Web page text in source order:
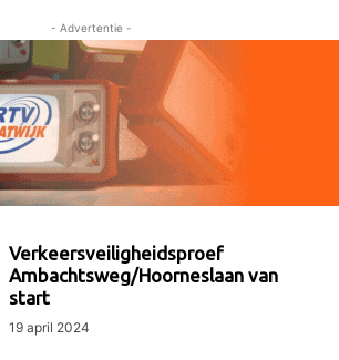
- Advertentie -
Verkeersveiligheidsproef
Ambachtsweg/Hoorneslaan van
start
19 april 2024